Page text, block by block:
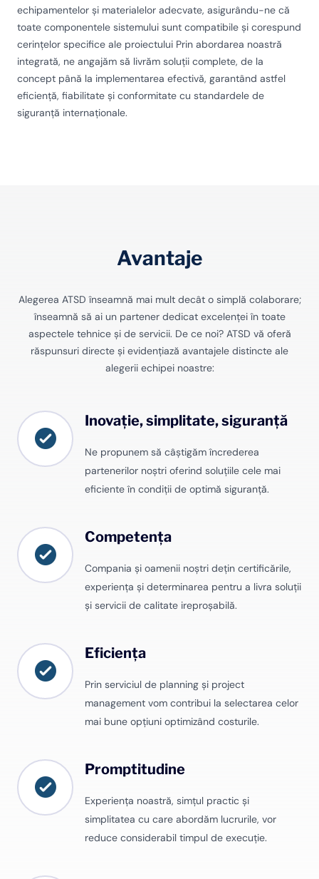
echipamentelor și materialelor adecvate, asigurându-ne că
toate componentele sistemului sunt compatibile și corespund
cerințelor specifice ale proiectului Prin abordarea noastră
integrată, ne angajăm să livrăm soluții complete, de la
concept până la implementarea efectivă, garantând astfel
eficiență, fiabilitate și conformitate cu standardele de
siguranță internaționale.
Avantaje
Alegerea ATSD înseamnă mai mult decât o simplă colaborare;
înseamnă să ai un partener dedicat excelenței în toate
aspectele tehnice și de servicii. De ce noi? ATSD vă oferă
răspunsuri directe și evidențiază avantajele distincte ale
alegerii echipei noastre:
Inovație, simplitate, siguranță
Ne propunem să câștigăm încrederea
partenerilor noștri oferind soluțiile cele mai
eficiente în condiții de optimă siguranță.
Competența
Compania și oamenii noștri dețin certificările,
experiența și determinarea pentru a livra soluții
și servicii de calitate ireproșabilă.
Eficiența
Prin serviciul de planning și project
management vom contribui la selectarea celor
mai bune opțiuni optimizând costurile.
Promptitudine
Experiența noastră, simțul practic și
simplitatea cu care abordăm lucrurile, vor
reduce considerabil timpul de execuție.